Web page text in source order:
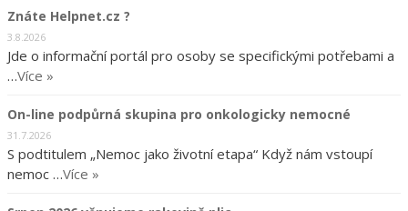
Znáte Helpnet.cz ?
3.8.2026
Jde o informační portál pro osoby se specifickými potřebami a
…Více »
On-line podpůrná skupina pro onkologicky nemocné
31.7.2026
S podtitulem „Nemoc jako životní etapa“ Když nám vstoupí
nemoc …Více »